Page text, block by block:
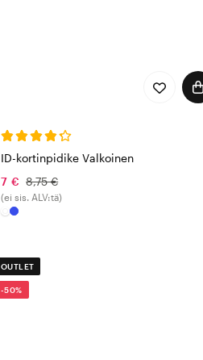
ID-kortinpidike Valkoinen
7 € 8,75 €
(ei sis. ALV:tä)
OUTLET
-50%